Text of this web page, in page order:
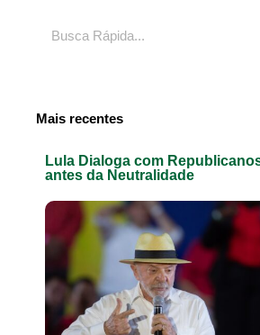
Mais recentes
Lula Dialoga com
antes da Neutralidade